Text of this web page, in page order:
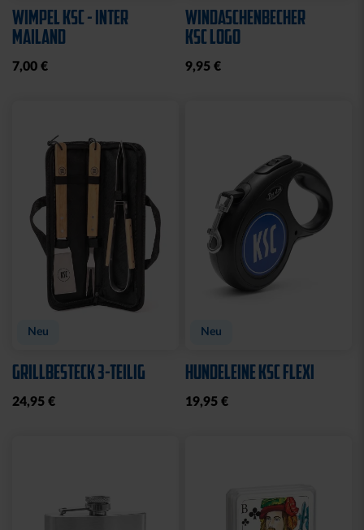
WIMPEL KSC - INTER
MAILAND
7,00 €
WINDASCHENBECHER
KSC LOGO
9,95 €
Neu
GRILLBESTECK 3-TEILIG
24,95 €
Neu
HUNDELEINE KSC FLEXI
19,95 €